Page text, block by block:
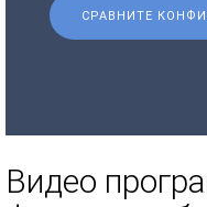
СРАВНИТЕ
Видео